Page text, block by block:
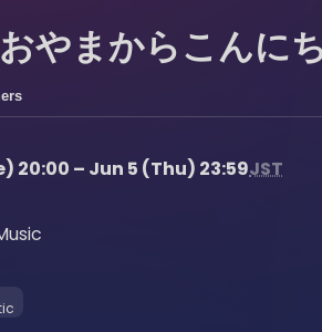
やまからこんに
20:00 – Jun 5 (Thu) 23:59JST